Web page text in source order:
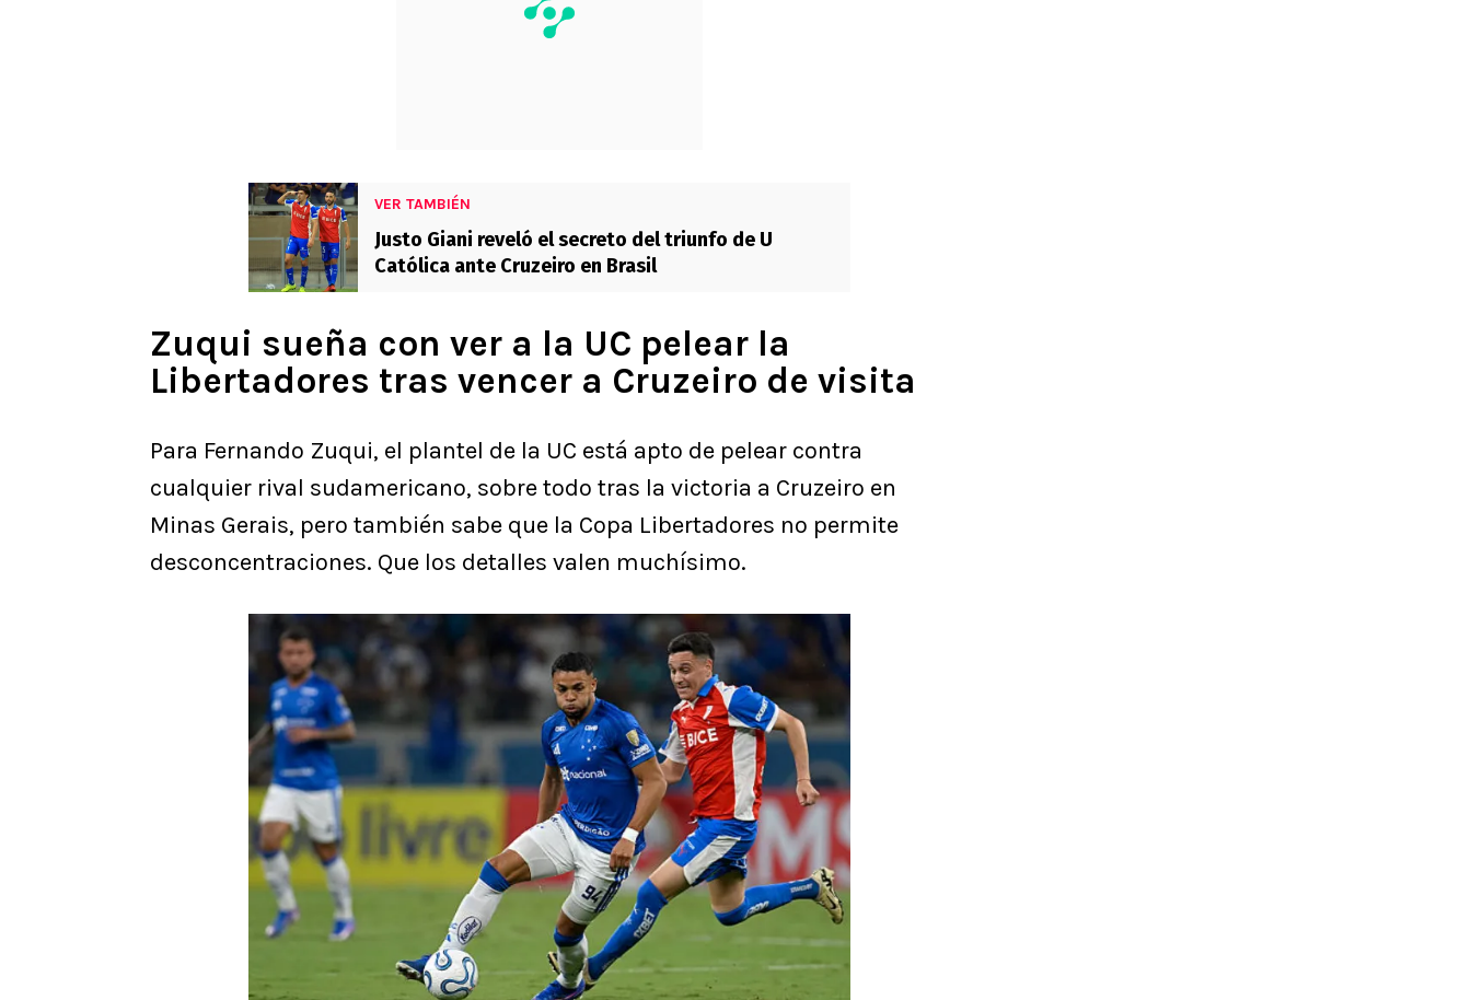
VER TAMBIÉN
Justo Giani reveló el secreto del triunfo de U
Católica ante Cruzeiro en Brasil
Zuqui sueña con ver a la UC pelear la
Libertadores tras vencer a Cruzeiro de visita
Para Fernando Zuqui, el plantel de la UC está apto de pelear contra
cualquier rival sudamericano, sobre todo tras la victoria a Cruzeiro en
Minas Gerais, pero también sabe que la Copa Libertadores no permite
desconcentraciones. Que los detalles valen muchísimo.